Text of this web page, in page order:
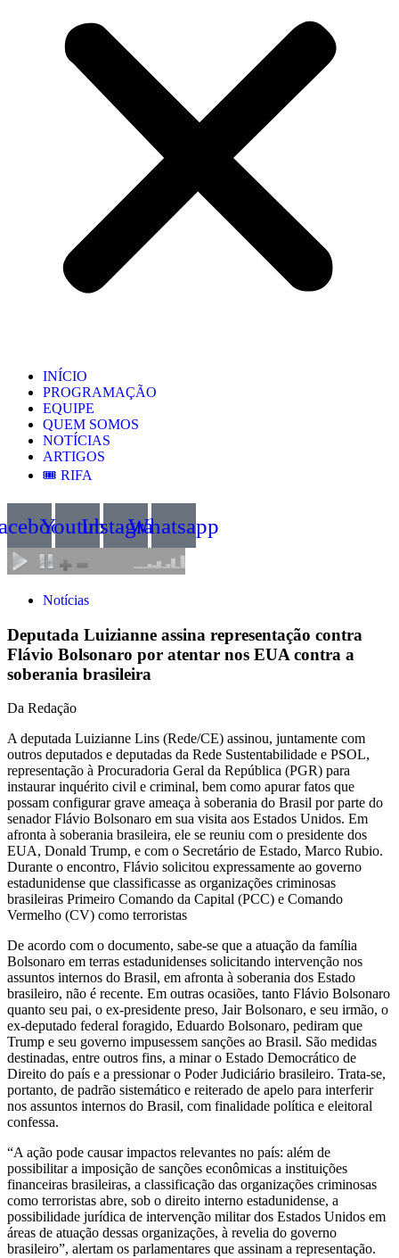
INÍCIO
PROGRAMAÇÃO
EQUIPE
QUEM SOMOS
NOTÍCIAS
ARTIGOS
🎟️ RIFA
YoutubeInstagramWhatsapp
Notícias
Deputada Luizianne assina representação contra
Flávio Bolsonaro por atentar nos EUA contra a
soberania brasileira
Da Redação
A deputada Luizianne Lins (Rede/CE) assinou, juntamente com
outros deputados e deputadas da Rede Sustentabilidade e PSOL,
representação à Procuradoria Geral da República (PGR) para
instaurar inquérito civil e criminal, bem como apurar fatos que
possam configurar grave ameaça à soberania do Brasil por parte do
senador Flávio Bolsonaro em sua visita aos Estados Unidos. Em
afronta à soberania brasileira, ele se reuniu com o presidente dos
EUA, Donald Trump, e com o Secretário de Estado, Marco Rubio.
Durante o encontro, Flávio solicitou expressamente ao governo
estadunidense que classificasse as organizações criminosas
brasileiras Primeiro Comando da Capital (PCC) e Comando
Vermelho (CV) como terroristas
De acordo com o documento, sabe-se que a atuação da família
Bolsonaro em terras estadunidenses solicitando intervenção nos
assuntos internos do Brasil, em afronta à soberania dos Estado
brasileiro, não é recente. Em outras ocasiões, tanto Flávio Bolsonaro
quanto seu pai, o ex-presidente preso, Jair Bolsonaro, e seu irmão, o
ex-deputado federal foragido, Eduardo Bolsonaro, pediram que
Trump e seu governo impusessem sanções ao Brasil. São medidas
destinadas, entre outros fins, a minar o Estado Democrático de
Direito do país e a pressionar o Poder Judiciário brasileiro. Trata-se,
portanto, de padrão sistemático e reiterado de apelo para interferir
nos assuntos internos do Brasil, com finalidade política e eleitoral
confessa.
“A ação pode causar impactos relevantes no país: além de
possibilitar a imposição de sanções econômicas a instituições
financeiras brasileiras, a classificação das organizações criminosas
como terroristas abre, sob o direito interno estadunidense, a
possibilidade jurídica de intervenção militar dos Estados Unidos em
áreas de atuação dessas organizações, à revelia do governo
brasileiro”, alertam os parlamentares que assinam a representação.